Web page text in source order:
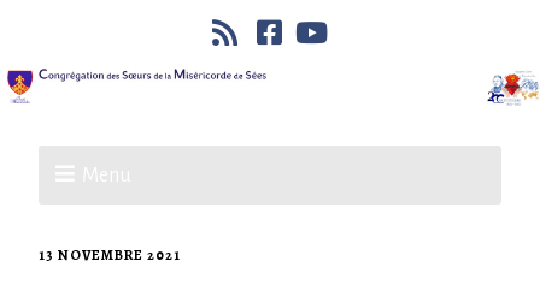
13 NOVEMBRE 2021